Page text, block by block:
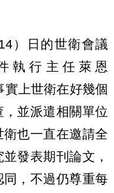
）日的世衛會議
執行主任萊恩
實上世衛在好幾個
並派遣相關單位
也一直在邀請全
發表期刊論文，
，不過仍尊重每